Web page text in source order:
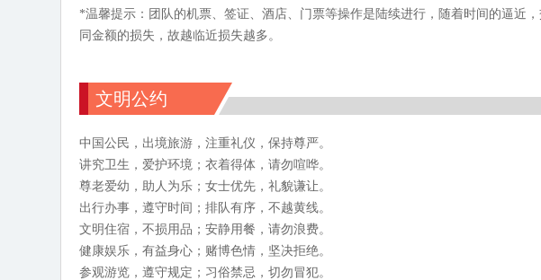
*温馨提示：团队的机票、签证、酒店、门票等操作是陆续进行，随着时间的逼近
同金额的损失，故越临近损失越多。
文明公约
中国公民，出境旅游，注重礼仪，保持尊严。
讲究卫生，爱护环境；衣着得体，请勿喧哗。
尊老爱幼，助人为乐；女士优先，礼貌谦让。
出行办事，遵守时间；排队有序，不越黄线。
文明住宿，不损用品；安静用餐，请勿浪费。
健康娱乐，有益身心；赌博色情，坚决拒绝。
参观游览，遵守规定；习俗禁忌，切勿冒犯。